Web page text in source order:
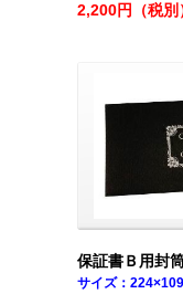
2,200円（税別
保証書Ｂ用封
サイズ：